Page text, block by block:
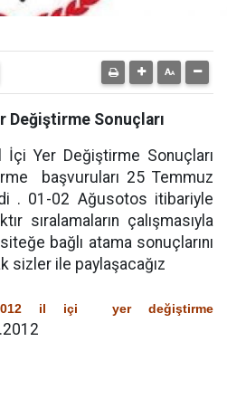
Değiştirme Sonuçları
İçi Yer Değiştirme Sonuçları
başvuruları 25 Temmuz
. 01-02 Ağusotos itibariyle
sıralamaların çalışmasıyla
bağlı atama sonuçlarını
sizler ile paylaşacağız
il içi yer değiştirme